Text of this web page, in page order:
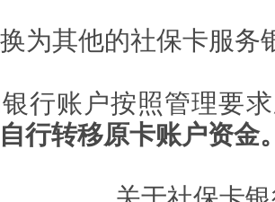
为其他的社保卡服务
行账户按照管理要
行转移原卡账户资金